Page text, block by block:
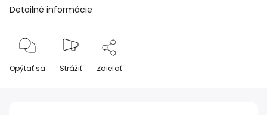
Detailné informácie
Opýtať sa Strážiť Zdieľať